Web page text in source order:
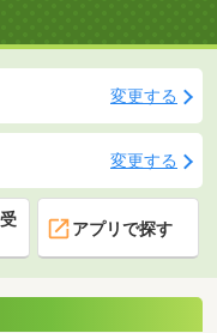
変更する
変更する
アプリで探す